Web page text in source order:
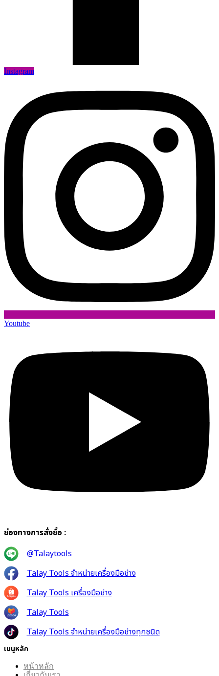
Instagram
Youtube
ช่องทางการสั่งซื้อ :
@Talaytools
Talay Tools จำหน่ายเครื่องมือช่าง
Talay Tools เครื่องมือช่าง
Talay Tools
Talay Tools จำหน่ายเครื่องมือช่างทุกชนิด
เมนูหลัก
หน้าหลัก